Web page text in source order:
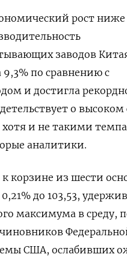
рост ниже
заводов
9,3% по сравнению с
и достигла
о высоком
хотя и не такими
аналитики.
к корзине из шести
до 103,53​,
максимума в среду,
США, ослабивших